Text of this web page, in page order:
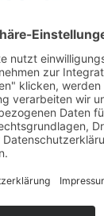
) Kaffee/Saft